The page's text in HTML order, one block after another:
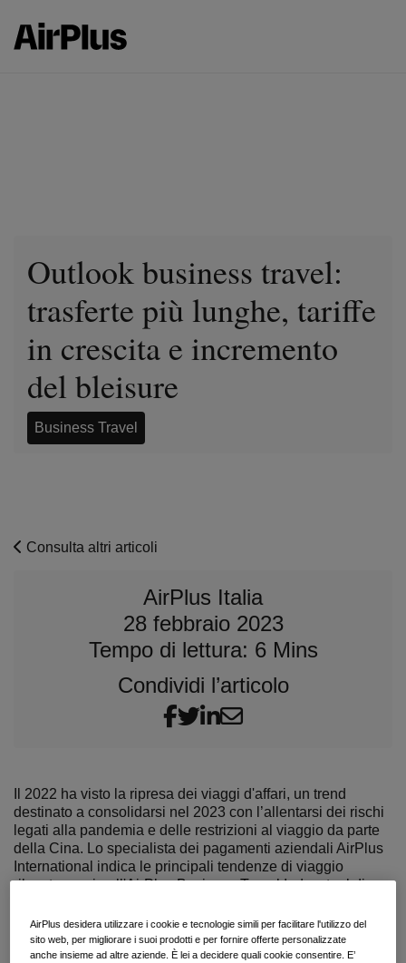
Outlook business travel:
trasferte più lunghe, tariffe
in crescita e incremento
del bleisure
Business Travel
Consulta altri articoli
AirPlus Italia
28 febbraio 2023
Tempo di lettura: 6 Mins
Condividi l’articolo
Il 2022 ha visto la ripresa dei viaggi d'affari, un trend
destinato a consolidarsi nel 2023 con l’allentarsi dei rischi
legati alla pandemia e delle restrizioni al viaggio da parte
della Cina. Lo specialista dei pagamenti aziendali AirPlus
International indica le principali tendenze di viaggio
rilevate grazie all'AirPlus Business Travel Index, tool di
effettuate a livello globale.
L’analisi delle transazioni per biglietteria aerea effettuate
AirPlus desidera utilizzare i cookie e tecnologie simili per facilitare l'utilizzo del
sito web, per migliorare i suoi prodotti e per fornire offerte personalizzate
anche insieme ad altre aziende. È lei a decidere quali cookie consentire. E’